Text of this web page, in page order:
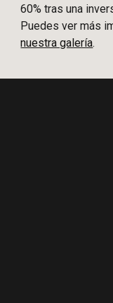
60% tras una
Puedes ver más
nuestra galería.